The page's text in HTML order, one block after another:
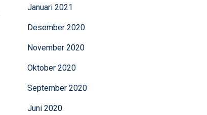
Januari 2021
Desember 2020
November 2020
Oktober 2020
September 2020
Juni 2020